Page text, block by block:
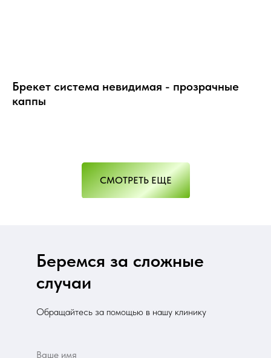
Брекет система невидимая - прозрачные
каппы
СМОТРЕТЬ ЕЩЕ
Беремся за сложные
случаи
Обращайтесь за помощью в нашу клинику